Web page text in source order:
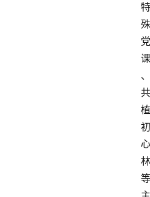
特
殊
党
课
、
共
植
初
心
林
等